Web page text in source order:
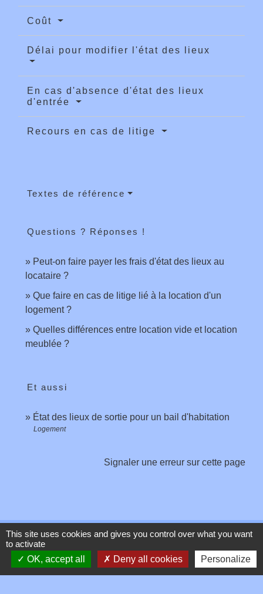
Coût
Délai pour modifier l'état des lieux
En cas d'absence d'état des lieux
d'entrée
Recours en cas de litige
Textes de référence
Questions ? Réponses !
Peut-on faire payer les frais d'état des lieux au
locataire ?
Que faire en cas de litige lié à la location d'un
logement ?
Quelles différences entre location vide et location
meublée ?
Et aussi
État des lieux de sortie pour un bail d'habitation
Logement
Signaler une erreur sur cette page
Contacts
Commune de Toussieux
346, Route du Morbier
This site uses cookies and gives you control over what you want
to activate
OK, accept all
Deny all cookies Personalize